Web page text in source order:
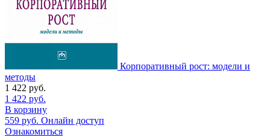
Корпоративный рост: модели и
методы
1 422 руб.
1 422 руб.
В корзину
559 руб. Онлайн доступ
Ознакомиться